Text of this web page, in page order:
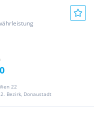
22
Bezirk, Donaustadt